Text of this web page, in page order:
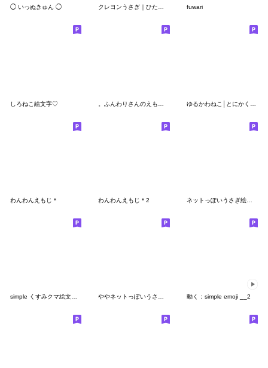
◯ いっぬきゅん ◯ クレヨンうさぎ｜ひたすらあざとい絵文字♡ fuwari
しろねこ絵文字♡
わんわんえもじ＊ わんわんえもじ＊2 ネットっぽいうさぎ絵文字
simple くすみクマ絵文字 ！ ややネットっぽいうさぎ。 動く：simple emoji __2